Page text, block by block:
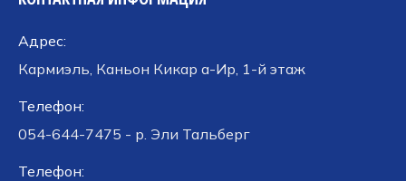
Адрес:
Кармиэль, Каньон Кикар а-Ир, 1-й этаж
Телефон:
054-644-7475 - р. Эли Тальберг
Телефон: